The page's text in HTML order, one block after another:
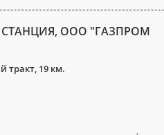
ООО "ГАЗПРОМ
тракт, 19 км.